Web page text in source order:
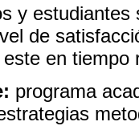
y
de
en tiempo
programa